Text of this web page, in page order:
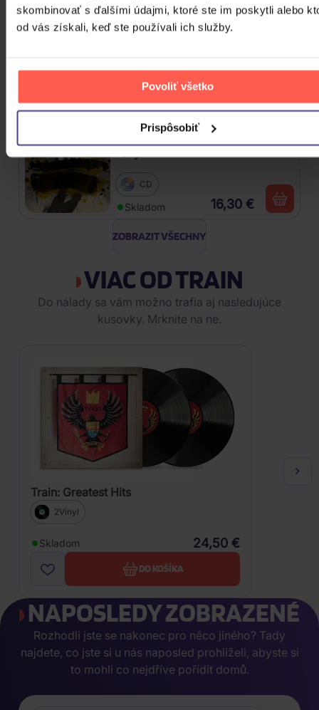
skombinovať s ďalšími údajmi, ktoré ste im poskytli alebo
od vás získali, keď ste používali ich služby.
Povoliť všetko
Prispôsobiť
Kabát: Original Albums Vol.3
4CD
18,60 €
Mišík Vladimír: Vteřiny, měsíce a
roky
CD
Skladom 16,30 €
ZOBRAZIT VŠECHNY
VIAC OD TRAIN
Do nálady sa vám možno trafia aj nasledujúce
kusovky. Mrknite na ne.
Train: Greatest Hits
2Vinyl
Skladom 24,50 €
DO KOŠÍKA
NAPOSLEDY ZOBRAZENÉ
Rozhodli jste se nakonec pro něco jiného? Tady
najdete, co jste si u nás naposled prohlíželi, abyste si
to mohli co nejdříve pořídit domů.